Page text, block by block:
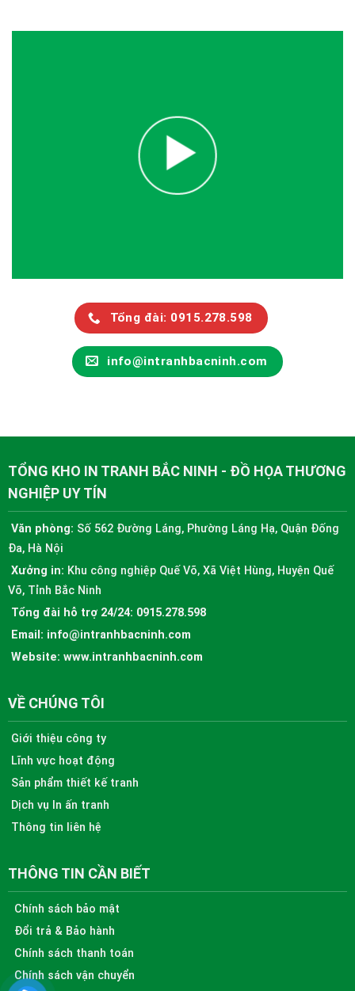
Tổng đài: 0915.278.598
info@intranhbacninh.com
TỔNG KHO IN TRANH BẮC NINH - ĐỒ HỌA THƯƠNG
NGHIỆP UY TÍN
Văn phòng: Số 562 Đường Láng, Phường Láng Hạ, Quận Đống
Đa, Hà Nội
Xưởng in: Khu công nghiệp Quế Võ, Xã Việt Hùng, Huyện Quế
Võ, Tỉnh Bắc Ninh
Tổng đài hỗ trợ 24/24: 0915.278.598
Email: info@intranhbacninh.com
Website: www.intranhbacninh.com
VỀ CHÚNG TÔI
Giới thiệu công ty
Lĩnh vực hoạt động
Sản phẩm thiết kế tranh
Dịch vụ In ấn tranh
Thông tin liên hệ
THÔNG TIN CẦN BIẾT
Chính sách bảo mật
Đổi trả & Bảo hành
Chính sách thanh toán
Chính sách vận chuyển